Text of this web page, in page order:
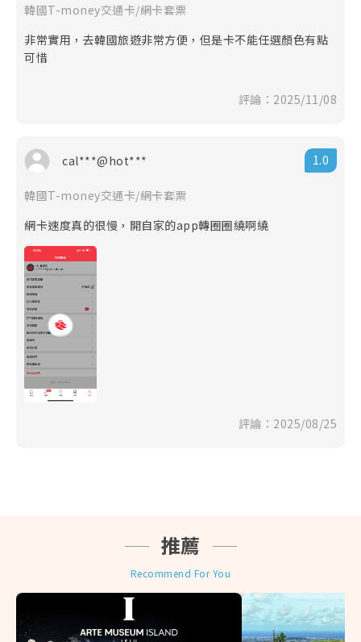
◎ 本網站之票券售價均為優惠售價。但各供應商於官網
會有不定期之優惠促銷售價，促銷售價可能低於本網站
優惠售價，本公司恕無法接受任何關於此類差價之退費
要求，不便之處敬請見諒。
準。
注意：本項商品於本公司網站下單及完成付款，並未表
示購買成功，須由業務人員回覆告知訊息為主。
上立即付款方式購買。因未能於線上立即完成付款者，
系統將於稽核後自動取消該筆訂單。如仍需購買者，請
重新點選所需商品及線上訂購、付款流程。
◎ 遊程類票券商品(租車、接送、一日遊或二日遊以
上)，非本公司自行包裝行程，皆屬代理銷售，訂單下訂
後預訂流程需2~3個工作天(不含例假日)，故
購票時間
險，為您的旅程多一份保障。
◎ 本網站所有促銷活動，包括但不限於贈品、禮券、折
扣等皆不適用於同業網，如遇爭議時本公司保有最終解
韓國T-money交通卡/網卡套票
非常實用，去韓國旅遊非常方便，但是卡不能任選顏色有點
可惜
評論：2025/11/08
cal***@hot*** 1.0
韓國T-money交通卡/網卡套票
網卡速度真的很慢，開自家的app轉圈圈繞啊繞
評論：2025/08/25
推薦
Recommend For You